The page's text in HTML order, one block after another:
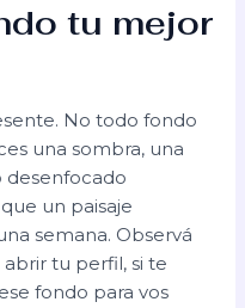
tu mejor
No todo fondo
una sombra, una
desenfocado
un paisaje
semana. Observá
tu perfil, si te
fondo para vos